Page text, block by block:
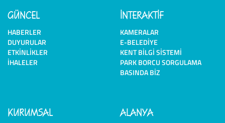
GÜNCEL
HABERLER
DUYURULAR
ETKINLIKLER
İHALELER
İNTERAKTİF
KAMERALAR
E-BELEDIYE
KENT BILGI SISTEMI
PARK BORCU SORGULAMA
BASINDA BIZ
KURUMSAL ALANYA